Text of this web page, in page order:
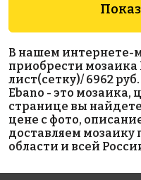
AKE062
Испания
313x495
В нашем интернете-
приобрести мозаика
лист(сетку)/ 6962
Ebano - это мозаика,
странице вы
цене с фото,
доставляем мозаику
области и всей